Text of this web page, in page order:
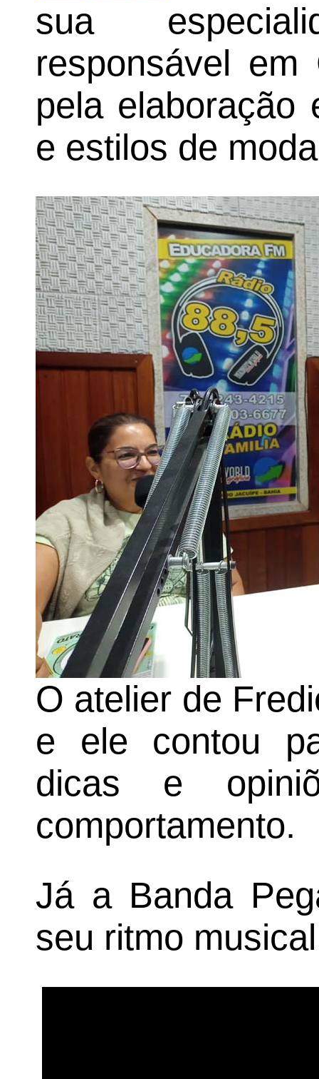
sua
responsável
pela elaboração
e estilos de
O atelier de
e ele contou
dicas e
comportamento.
Já a Banda
seu ritmo